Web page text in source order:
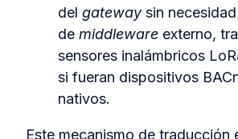
del gateway sin necesidad
de middleware externo,
sensores inalámbricos
si fueran dispositivos
nativos.
Este mecanismo de traducción